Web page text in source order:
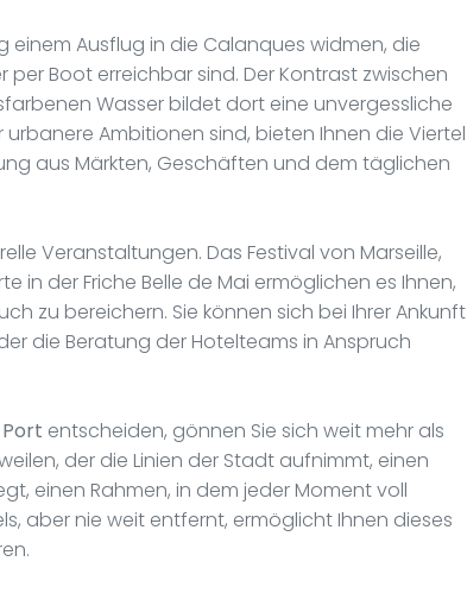
Ausflug in die Calanques widmen, die
Boot erreichbar sind. Der Kontrast zwischen
Wasser bildet dort eine unvergessliche
Ambitionen sind, bieten Ihnen die Viertel
aus Märkten, Geschäften und dem täglichen
Veranstaltungen. Das Festival von Marseille,
in der Friche Belle de Mai ermöglichen es Ihnen,
zu bereichern. Sie können sich bei Ihrer Ankunft
die Beratung der Hotelteams in Anspruch
entscheiden, gönnen Sie sich weit mehr als
der die Linien der Stadt aufnimmt, einen
einen Rahmen, in dem jeder Moment voll
aber nie weit entfernt, ermöglicht Ihnen dieses